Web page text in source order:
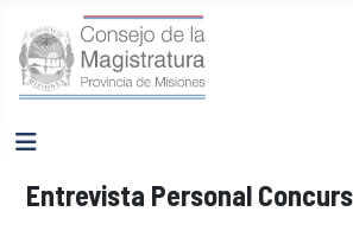
Entrevista Personal